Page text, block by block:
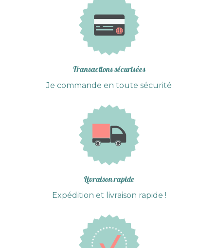
variations.
Les
options
peuvent
être
choisies
sur
page
produit
Transactions sécurisées
Je commande en toute sécurité
Livraison rapide
Expédition et livraison rapide !